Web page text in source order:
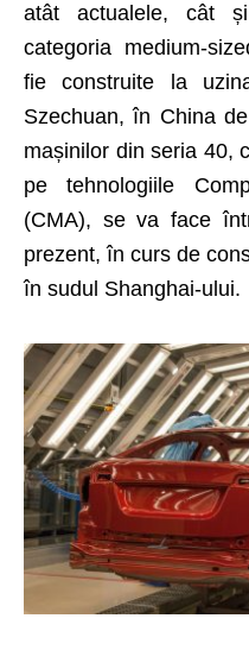
atât actualele, cât
categoria medium-
fie construite la
Szechuan, în China
mașinilor din seria 40,
pe tehnologiile
(CMA), se va face
prezent, în curs de
în sudul Shanghai-ului.